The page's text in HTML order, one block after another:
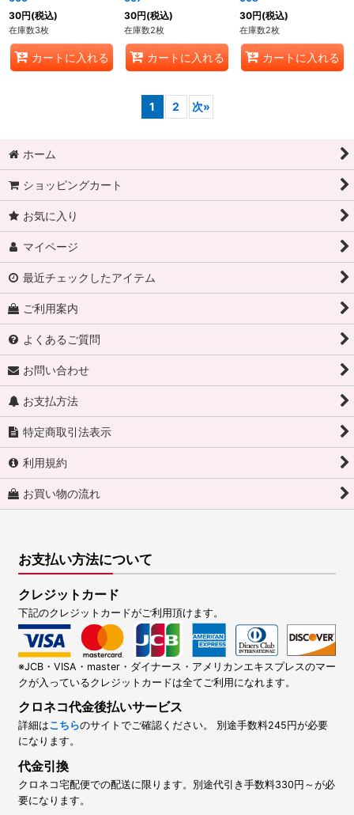
30円(税込)
在庫数3枚
カートに入れる
30円(税込)
在庫数2枚
カートに入れる
30円(税込)
在庫数2枚
カートに入れる
1 2 次»
ホーム
ショッピングカート
お気に入り
マイページ
最近チェックしたアイテム
ご利用案内
よくあるご質問
お問い合わせ
お支払方法
特定商取引法表示
利用規約
お買い物の流れ
お支払い方法について
クレジットカード
下記のクレジットカードがご利用頂けます。
※JCB・VISA・master・ダイナース・アメリカンエキスプレスのマー
クが入っているクレジットカードは全てご利用になれます。
クロネコ代金後払いサービス
詳細はこちらのサイトでご確認ください。 別途手数料245円が必要
になります。
代金引換
クロネコ宅配便での配送に限ります。別途代引き手数料330円～が必
要になります。